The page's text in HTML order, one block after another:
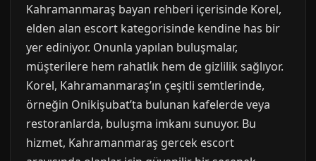
Kahramanmaraş bayan rehberi içerisinde Korel,
elden alan escort kategorisinde kendine has bir
yer ediniyor. Onunla yapılan buluşmalar,
müşterilere hem rahatlık hem de gizlilik sağlıyor.
Korel, Kahramanmaraş’ın çeşitli semtlerinde,
örneğin Onikişubat’ta bulunan kafelerde veya
restoranlarda, buluşma imkanı sunuyor. Bu
hizmet, Kahramanmaraş gercek escort